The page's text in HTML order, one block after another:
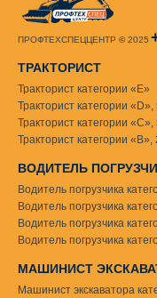
Машинист экскаватора
Водитель погрузчика
Водитель погрузчика
Водитель погрузчика
Водитель погрузчика
ПРОФТЕХСПЕЦЦЕНТР ©2025
МАШИНИСТ
ВОДИТЕЛЬ
Тракторист категории «Е»
Тракторист категории
Тракторист категории
Тракторист категории
ТРАКТОРИСТ